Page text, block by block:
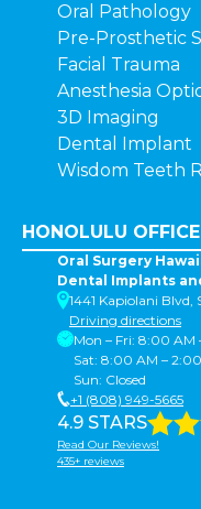
Oral Pathology
Pre-Prosthetic
Facial Trauma
Anesthesia
3D Imaging
Dental Implant
Wisdom Teeth
HONOLULU OFFICE
Oral Surgery
Dental Implants
1441 Kapiolani Blvd,
Driving directions
Mon – Fri: 8:00 AM
Sat: 8:00 AM –
Sun: Closed
+1 (808) 949-5665
4.9 STARS
Read Our Reviews!
435+ reviews